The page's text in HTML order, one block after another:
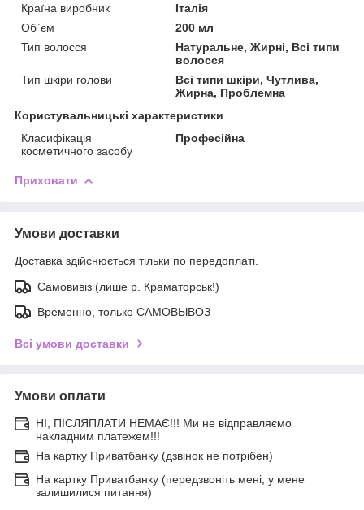
Країна виробник
Італія
Об`єм
200 мл
Тип волосся
Натуральне, Жирні, Всі типи
волосся
Тип шкіри голови
Всі типи шкіри, Чутлива,
Жирна, Проблемна
Користувальницькі характеристики
Класифікація
косметичного засобу
Професійна
Приховати
Умови доставки
Доставка здійснюється тільки по передоплаті.
Самовивіз (лише р. Краматорськ!)
Временно, только САМОВЫВОЗ
Всі умови доставки
Умови оплати
НІ, ПІСЛЯПЛАТИ НЕМАЄ!!! Ми не відправляємо
накладним платежем!!!
На картку Приватбанку (дзвінок не потрібен)
На картку Приватбанку (передзвоніть мені, у мене
залишилися питання)